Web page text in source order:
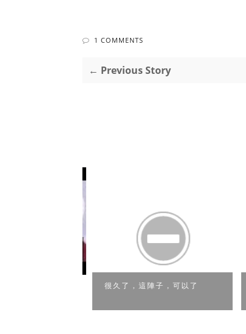
1 COMMENTS
← Previous Story
很久了，這陣子，可以了